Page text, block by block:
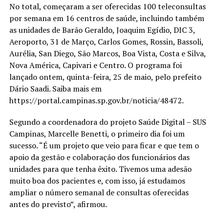
No total, começaram a ser oferecidas 100 teleconsultas
por semana em 16 centros de saúde, incluindo também
as unidades de Barão Geraldo, Joaquim Egídio, DIC 3,
Aeroporto, 31 de Março, Carlos Gomes, Rossin, Bassoli,
Aurélia, San Diego, São Marcos, Boa Vista, Costa e Silva,
Nova América, Capivari e Centro. O programa foi
lançado ontem, quinta-feira, 25 de maio, pelo prefeito
Dário Saadi. Saiba mais em
https://portal.campinas.sp.gov.br/noticia/48472.
Segundo a coordenadora do projeto Saúde Digital – SUS
Campinas, Marcelle Benetti, o primeiro dia foi um
sucesso. “É um projeto que veio para ficar e que tem o
apoio da gestão e colaboração dos funcionários das
unidades para que tenha êxito. Tivemos uma adesão
muito boa dos pacientes e, com isso, já estudamos
ampliar o número semanal de consultas oferecidas
antes do previsto”, afirmou.